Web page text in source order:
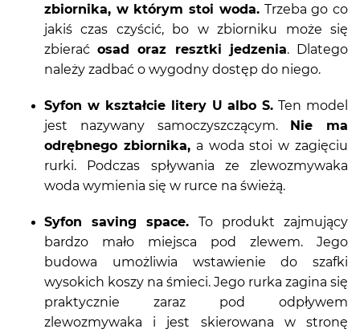
zbiornika, w którym stoi woda.Trzeba go co
jakiś czas czyścić, bo w zbiorniku może się
zbieraćosad oraz resztki jedzenia. Dlatego
należy zadbać o wygodny dostęp do niego.
Syfon w kształcie litery U albo S. Ten model
jest nazywany samoczyszczącym. Nie ma
odrębnego zbiornika,a woda stoi w zagięciu
rurki. Podczas spływania ze zlewozmywaka
woda wymienia się w rurce na świeżą.
Syfon saving space. To produkt zajmujący
bardzo mało miejsca pod zlewem. Jego
budowa umożliwia wstawienie do szafki
wysokich koszy na śmieci. Jego rurka zagina się
praktycznie zaraz pod odpływem
zlewozmywaka i jest skierowana w stronę